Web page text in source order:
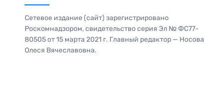
Сетевое издание (сайт) зарегистрировано
Роскомнадзором, свидетельство серия Эл № ФС77-
80505 от 15 марта 2021 г. Главный редактор — Носова
Олеся Вячеславовна.